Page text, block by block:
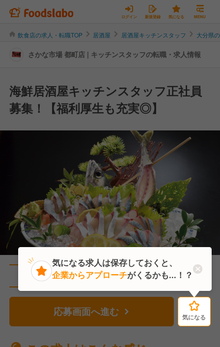
ログイン 新規登録 気になる MENU
飲食店の求人・転職TOP 居酒屋 居酒屋キッチンスタッフ 大分県
さかな市場 都町店 | キッチンスタッフの転職・求人情報
海鮮居酒屋キッチンスタッフ正社員
募集！【福利厚生も充実◎】
直近3人がこの求人を検討中
応募画面へ進む 気になる
気になる
気になる求人は保存しておくと、
企業からアプローチがくるかも...！？